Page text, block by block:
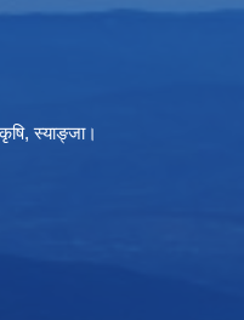
स्याङ्जा।